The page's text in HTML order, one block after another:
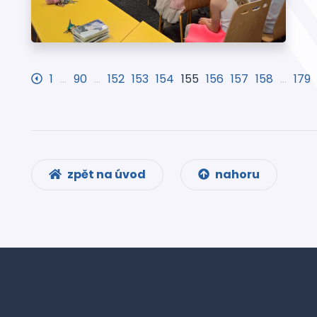
1 … 90 … 152 153 154 155 156 157 158 … 179
zpět na úvod nahoru